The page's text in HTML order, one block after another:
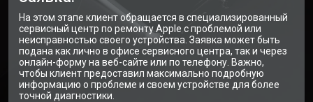
На этом этапе клиент обращается в специализированный
сервисный центр по ремонту Apple с проблемой или
неисправностью своего устройства. Заявка может быть
подана как лично в офисе сервисного центра, так и через
онлайн-форму на веб-сайте или по телефону. Важно,
чтобы клиент предоставил максимально подробную
информацию о проблеме и своем устройстве для более
точной диагностики.